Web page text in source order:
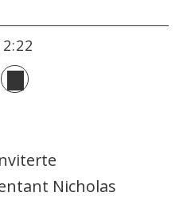
Nicholas